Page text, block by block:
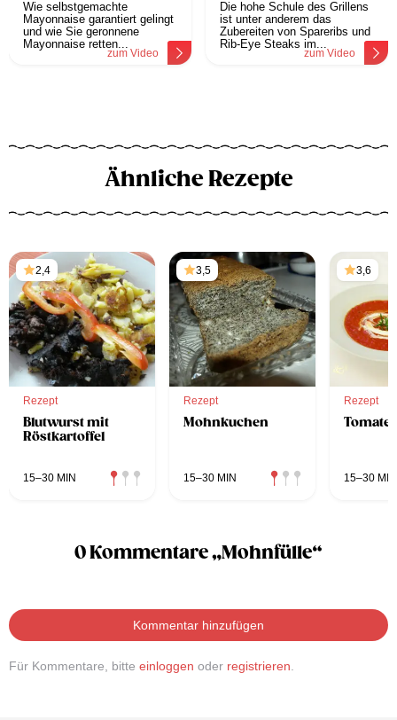
Wie selbstgemachte
Mayonnaise garantiert gelingt
und wie Sie geronnene
Mayonnaise retten...
zum Video
Die hohe Schule des Grillens
ist unter anderem das
Zubereiten von Spareribs und
Rib-Eye Steaks im...
zum Video
Ähnliche Rezepte
2,4
Rezept
Blutwurst mit
Röstkartoffel
15–30 MIN
3,5
Rezept
Mohnkuchen
15–30 MIN
3,6
Rezept
15–30 MIN
0 Kommentare „Mohnfülle“
Kommentar hinzufügen
Für Kommentare, bitte einloggen oder registrieren